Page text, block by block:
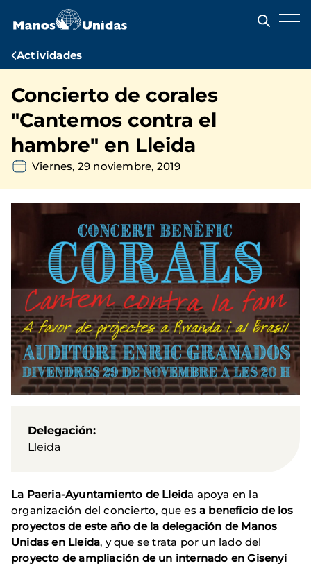
contenido
Ruta
navegación
Actividades
Concierto de corales
"Cantemos contra el
hambre" en Lleida
Viernes, 29 noviembre, 2019
Delegación
Lleida
La Paeria-Ayuntamiento de Lleida apoya en la
organización del concierto, que es a beneficio de los
proyectos de este año de la delegación de Manos
Unidas en Lleida, y que se trata por un lado del
proyecto de ampliación de un internado en Gisenyi